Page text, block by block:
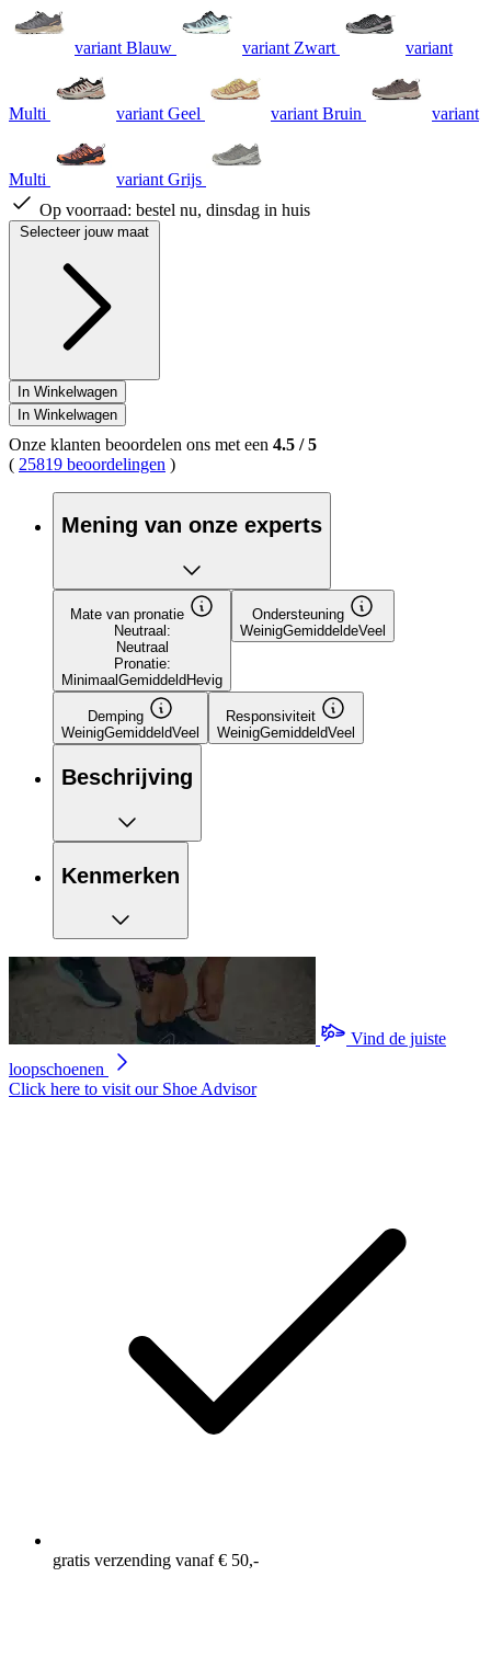
variant Blauw variant Zwart variant
Multi variant Geel variant Bruin variant
Multi
variant Grijs
Op voorraad: bestel nu, dinsdag in huis
Selecteer jouw maat
In Winkelwagen
In Winkelwagen
Onze klanten beoordelen ons met een 4.5 /5
( 25819 beoordelingen )
Mening van onze experts
Mate van pronatie
Neutraal:
Neutraal
Pronatie:
Minimaal Gemiddeld Hevig
Ondersteuning
WeinigGemiddeldeVeel
Demping
WeinigGemiddeldVeel
Responsiviteit
WeinigGemiddeldVeel
Beschrijving
Kenmerken
Vind de juiste
loopschoenen
Click here to visit our Shoe Advisor
gratis verzending vanaf € 50,-